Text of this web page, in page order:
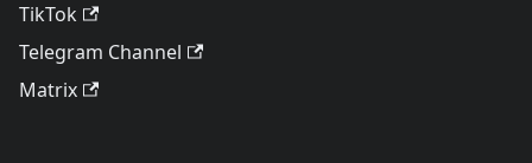
TikTok
Telegram Channel
Matrix